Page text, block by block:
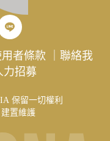
者條款 ｜聯絡我
力招募
保留一切權利
建置維護